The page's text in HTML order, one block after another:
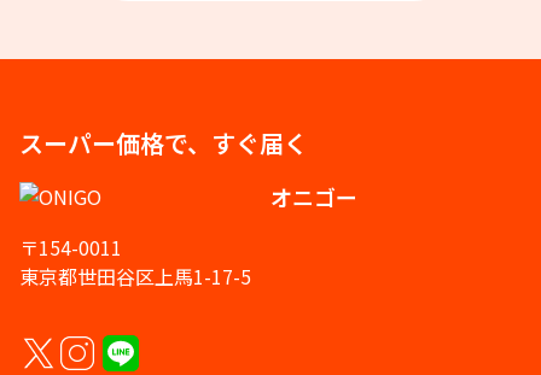
スーパー価格で、すぐ届く
オニゴー
〒154-0011
東京都世田谷区上馬1-17-5